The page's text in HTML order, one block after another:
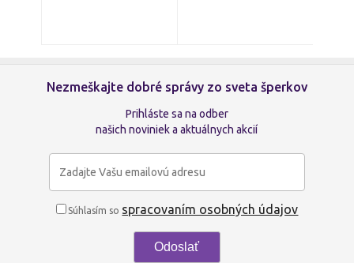
Nezmeškajte dobré správy zo sveta šperkov
Prihláste sa na odber
našich noviniek a aktuálnych akcií
Súhlasím so spracovaním osobných údajov